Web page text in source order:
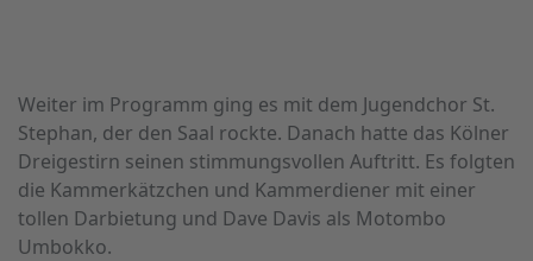
Weiter im Programm ging es mit dem Jugendchor St.
Stephan, der den Saal rockte. Danach hatte das Kölner
Dreigestirn seinen stimmungsvollen Auftritt. Es folgten
die Kammerkätzchen und Kammerdiener mit einer
tollen Darbietung und Dave Davis als Motombo
Umbokko.